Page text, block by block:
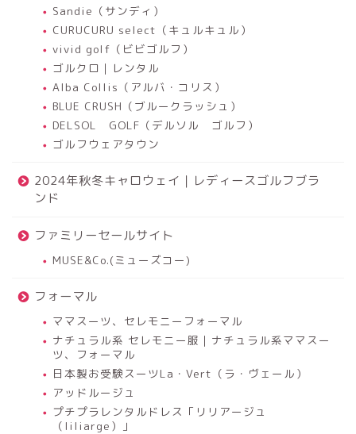
Sandie（サンディ）
CURUCURU select（キュルキュル）
vivid golf（ビビゴルフ）
ゴルクロ｜レンタル
Alba Collis（アルバ・コリス）
BLUE CRUSH（ブルークラッシュ）
DELSOL GOLF（デルソル ゴルフ）
ゴルフウェアタウン
2024年秋冬キャロウェイ｜レディースゴルフブラ
ンド
ファミリーセールサイト
MUSE&Co.(ミューズコー)
フォーマル
ママスーツ、セレモニーフォーマル
ナチュラル系 セレモニー服｜ナチュラル系ママスー
ツ、フォーマル
日本製お受験スーツLa・Vert（ラ・ヴェール）
アッドルージュ
プチプラレンタルドレス「リリアージュ
（liliarge）」